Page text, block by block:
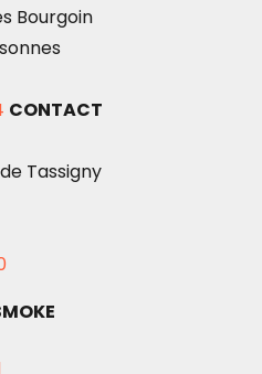
Bourgoin
CONTACT
Tassigny